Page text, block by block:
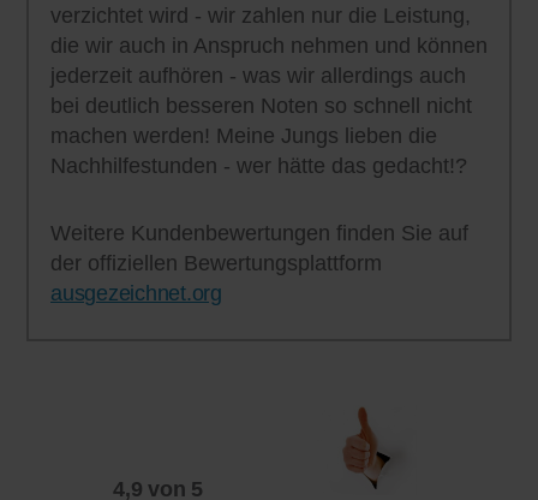
verzichtet wird - wir zahlen nur die Leistung,
die wir auch in Anspruch nehmen und können
jederzeit aufhören - was wir allerdings auch
bei deutlich besseren Noten so schnell nicht
machen werden! Meine Jungs lieben die
Nachhilfestunden - wer hätte das gedacht!?
Weitere Kundenbewertungen finden Sie auf
der offiziellen Bewertungsplattform
ausgezeichnet.org
4,9 von 5